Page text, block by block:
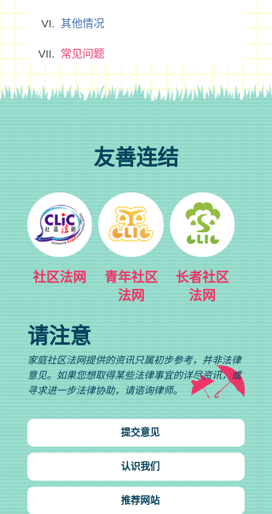
其他情况
常见问题
友善连结
社区法网
青年社区
法网
长者社区
法网
请注意
家庭社区法网提供的资讯只属初步参考，并非法律
意见。如果您想取得某些法律事宜的详尽资讯，或
寻求进一步法律协助，请谘询律师。
提交意见
认识我们
推荐网站